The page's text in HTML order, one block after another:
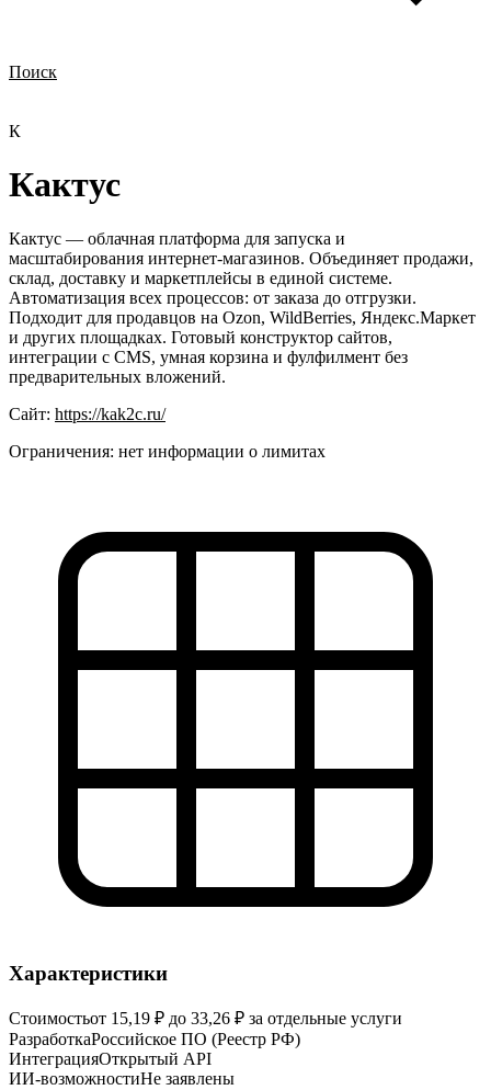
Поиск
К
Кактус
Кактус — облачная платформа для запуска и
масштабирования интернет-магазинов. Объединяет продажи,
склад, доставку и маркетплейсы в единой системе.
Автоматизация всех процессов: от заказа до отгрузки.
Подходит для продавцов на Ozon, WildBerries, Яндекс.Маркет
и других площадках. Готовый конструктор сайтов,
интеграции с CMS, умная корзина и фулфилмент без
предварительных вложений.
Сайт: https://kak2c.ru/
Ограничения: нет информации о лимитах
Характеристики
Стоимостьот 15,19 ₽ до 33,26 ₽ за отдельные услуги
РазработкаРоссийское ПО (Реестр РФ)
ИнтеграцияОткрытый API
ИИ-возможностиНе заявлены